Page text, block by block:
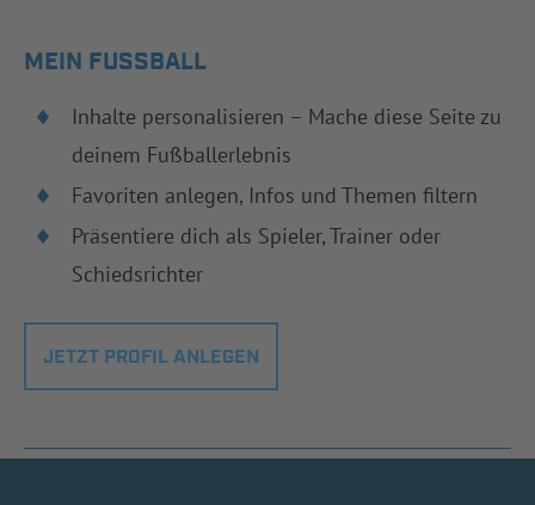
MEIN FUSSBALL
Inhalte personalisieren – Mache diese Seite zu
deinem Fußballerlebnis
Favoriten anlegen, Infos und Themen filtern
Präsentiere dich als Spieler, Trainer oder
Schiedsrichter
JETZT PROFIL ANLEGEN